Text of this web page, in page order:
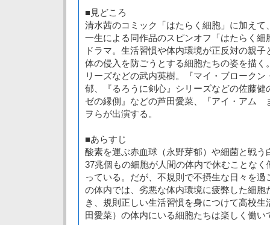
■見どころ
清水茜のコミック「はたらく細胞」に加えて
一生による同作品のスピンオフ「はたらく細
ドラマ。生活習慣や体内環境が正反対の親
体の侵入を防ごうとする細胞たちの姿を描く
リーズなどの武内英樹。『マイ・ブローク
郁、『るろうに剣心』シリーズなどの佐藤健
ゼの縁側』などの芦田愛菜、『アイ・アム
ヲらが出演する。
■あらすじ
酸素を運ぶ赤血球（永野芽郁）や細菌と戦う
37兆個もの細胞が人間の体内で休むことな
っている。だが、不規則で不摂生な日々を
の体内では、劣悪な体内環境に疲弊した細胞
き、規則正しい生活習慣を身につけて高校
田愛菜）の体内にいる細胞たちは楽しく働い